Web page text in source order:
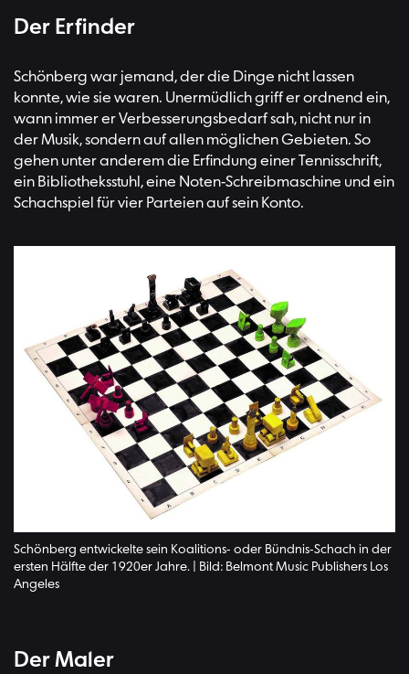
Der Erfinder
Schönberg war jemand, der die Dinge nicht lassen
konnte, wie sie waren. Unermüdlich griff er ordnend ein,
wann immer er Verbesserungsbedarf sah, nicht nur in
der Musik, sondern auf allen möglichen Gebieten. So
gehen unter anderem die Erfindung einer Tennisschrift,
ein Bibliotheksstuhl, eine Noten-Schreibmaschine und ein
Schachspiel für vier Parteien auf sein Konto.
Schönberg entwickelte sein Koalitions- oder Bündnis-Schach in der
ersten Hälfte der 1920er Jahre. | Bild: Belmont Music Publishers Los
Angeles
Der Maler